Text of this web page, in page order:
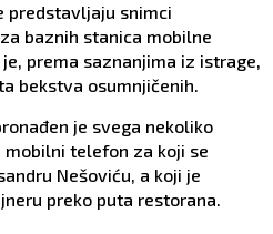
predstavljaju snimci
baznih stanica mobilne
prema saznanjima iz istrage,
bekstva osumnjičenih.
je svega nekoliko
telefon za koji se
Nešoviću, a koji je
preko puta restorana.